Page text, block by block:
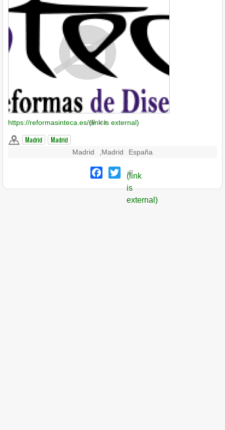
https://reformasinteca.es/(link is external)
Madrid Madrid
Madrid Madrid España
Facebook
Twitter
(link
is
external)